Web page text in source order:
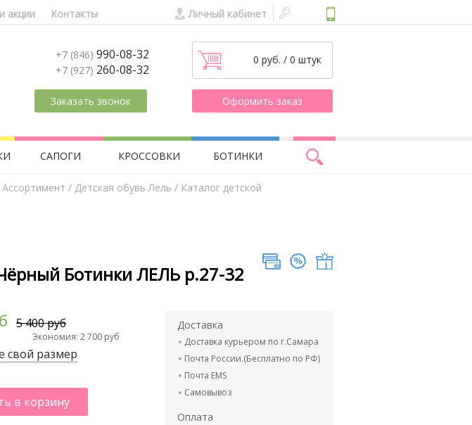
акции Контакты Личный кабинет
+7 (846) 990-08-32
+7 (927) 260-08-32
Заказать звонок
0 руб. / 0 штук
Оформить заказ
САПОГИ КРОССОВКИ БОТИНКИ
Aссортимент / Детская обувь Лель / Каталог детской
Ботинки ЛЕЛЬ р.27-32
5 400 руб
Экономия: 2 700 руб
свой размер
в корзину
Доставка
Доставка курьером по г.Самара
Почта России.(Бесплатно по РФ)
Почта EMS
Самовывоз
Оплата